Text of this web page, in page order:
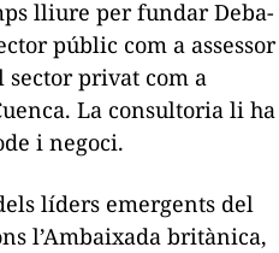
lliure per fundar Deba-
públic com a assessor
privat com a
La consultoria li ha
i negoci.
líders emergents del
l’Ambaixada britànica,